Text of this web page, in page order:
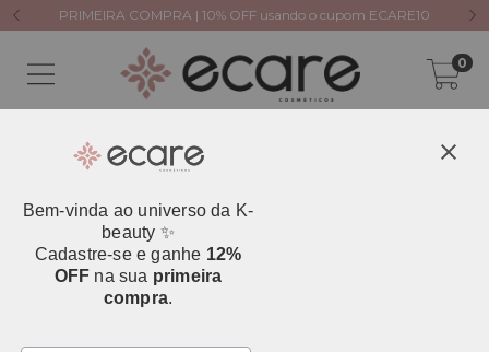
PRIMEIRA COMPRA | 10% OFF usando o cupom ECARE10
0
Bem-vinda ao universo da K-
beauty ✨
Cadastre-se e ganhe 12%
OFF na sua primeira
compra.